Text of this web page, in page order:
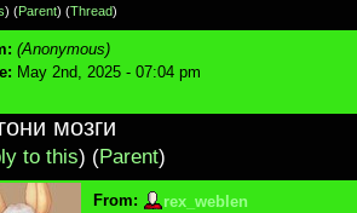
) (Parent) (Thread)
(Anonymous)
May 2nd, 2025 - 07:04 pm
мозги
to this) (Parent)
From:
rex_weblen